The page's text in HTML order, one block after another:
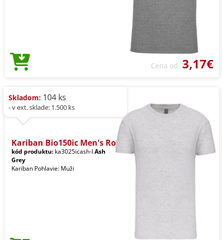
Cena od 3,17€
Skladom: 104 ks
- v ext. sklade: 1.500 ks
Kariban Bio150ic Men's Ro
kód produktu: ka3025icash-l Ash
Grey
Kariban Pohlavie: Muži